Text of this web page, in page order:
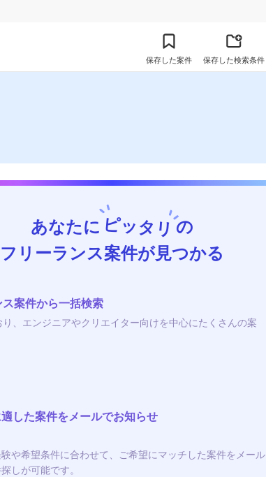
保存した案件 保存した検索条件
あなたに ピッタリの
フリーランス案件が見つかる
案件から一括検索
、エンジニアやクリエイター向けを中心にたくさんの案
した案件をメールでお知らせ
や希望条件に合わせて、ご希望にマッチした案件をメール
しが可能です。